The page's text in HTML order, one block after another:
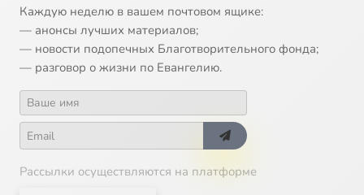
Каждую неделю в вашем почтовом ящике:
— анонсы лучших материалов;
— новости подопечных Благотворительного фонда;
— разговор о жизни по Евангелию.
Рассылки осуществляются на платформе